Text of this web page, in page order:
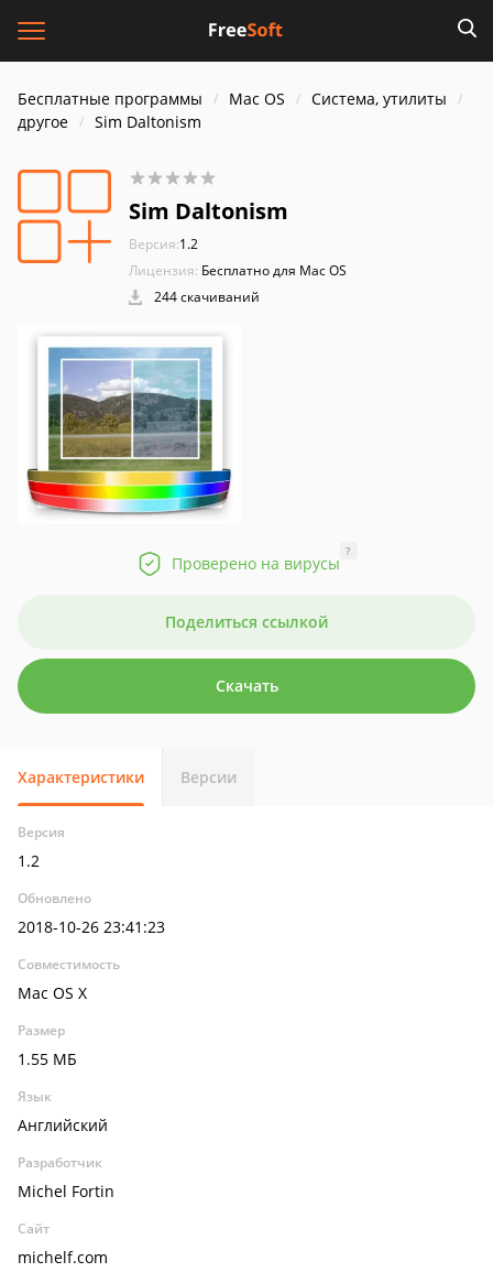
Бесплатные программы Mac OS
Система, утилиты
другое
Sim Daltonism
Sim Daltonism
Версия:1.2
Лицензия: Бесплатно для Mac OS
244 скачиваний
Проверено на вирусы
?
Поделиться ссылкой
Скачать
Характеристики Версии
Версия
1.2
Обновлено
2018-10-26 23:41:23
Совместимость
Mac OS X
Размер
1.55 МБ
Язык
Английский
Разработчик
Michel Fortin
Сайт
michelf.com